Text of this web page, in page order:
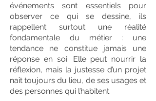
événements sont essentiels pour
observer ce qui se dessine, ils
rappellent surtout une réalité
fondamentale du métier : une
tendance ne constitue jamais une
réponse en soi. Elle peut nourrir la
réflexion, mais la justesse d’un projet
naît toujours du lieu, de ses usages et
des personnes qui l’habitent.